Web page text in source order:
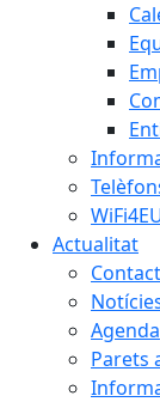
Actualitat
Agenda
Parets